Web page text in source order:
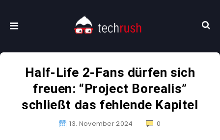
Half-Life 2-Fans dürfen sich
freuen: “Project Borealis”
schließt das fehlende Kapitel
13. November 2024 0